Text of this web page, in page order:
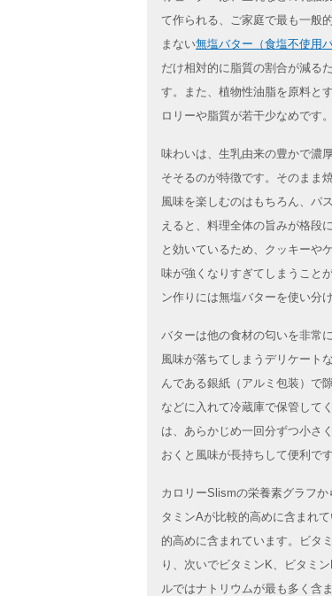
て作られる、ご家庭で最も一般
まない無塩バター（食塩不使用バ
だけ相対的に脂質の割合が減る
す。また、植物性油脂を原料と
ロリーや脂質が若干少なめです。
味わいは、生乳由来の豊かで濃
そそるのが特徴です。そのまま
風味を楽しむのはもちろん、パ
えると、料理全体の旨みが格段
と効いているため、クッキーや
味が強くなりすぎてしまうこと
ン作りには無塩バターを使い分
バターは他の食材の匂いを非常
風味が落ちてしまうデリケート
んである銀紙（アルミ包装）で
などに入れて冷蔵庫で保管して
は、あらかじめ一回分ずつ小さ
おくと風味が長持ちして便利です
カロリーSlismの栄養素グラフ
タミンAが比較的高めに含まれ
的高めに含まれています。ビタ
り、次いでビタミンK、ビタミ
ルではナトリウムが最も多く含